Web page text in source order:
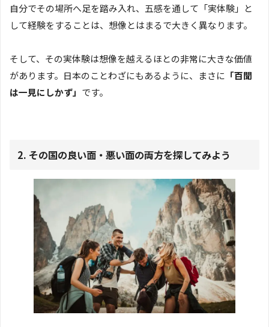
自分でその場所へ足を踏み入れ、五感を通して「実体験」と
して経験をすることは、想像とはまるで大きく異なります。
そして、その実体験は想像を越えるほとの非常に大きな価値
があります。日本のことわざにもあるように、まさに 「百聞
は一見にしかず」 です。
2. その国の良い面・悪い面の両方を探してみよう